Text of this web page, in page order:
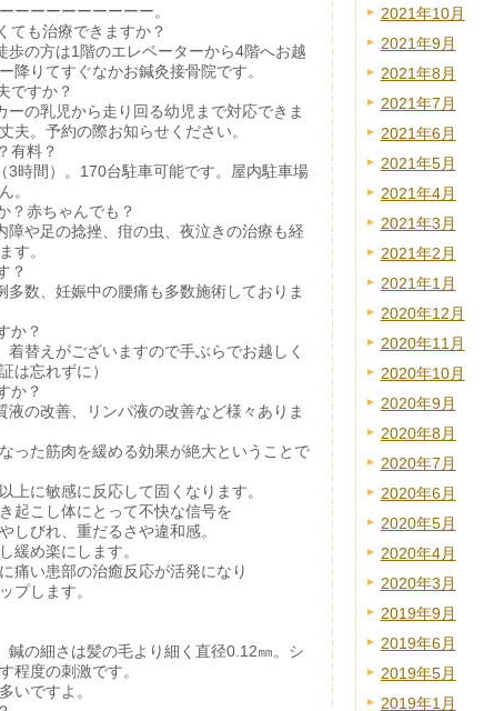
ーーーーーーーーー。
ても治療できますか？
歩の方は1階のエレベーターから4階へお越
降りてすぐなかお鍼灸接骨院です。
ですか？
ーの乳児から走り回る幼児まで対応できま
夫。予約の際お知らせください。
有料？
3時間）。170台駐車可能です。屋内駐車場
。
？赤ちゃんでも？
障や足の捻挫、疳の虫、夜泣きの治療も経
す。
？
多数、妊娠中の腰痛も多数施術しておりま
か？
着替えがございますので手ぶらでお越しく
は忘れずに）
か？
液の改善、リンパ液の改善など様々ありま
った筋肉を緩める効果が絶大ということで
上に敏感に反応して固くなります。
起こし体にとって不快な信号を
しびれ、重だるさや違和感。
緩め楽にします。
痛い患部の治癒反応が活発になり
プします。
鍼の細さは髪の毛より細く直径0.12㎜。シ
程度の刺激です。
いですよ。
2021年10月
2021年9月
2021年8月
2021年7月
2021年6月
2021年5月
2021年4月
2021年3月
2021年2月
2021年1月
2020年12月
2020年11月
2020年10月
2020年9月
2020年8月
2020年7月
2020年6月
2020年5月
2020年4月
2020年3月
2019年9月
2019年6月
2019年5月
2019年1月